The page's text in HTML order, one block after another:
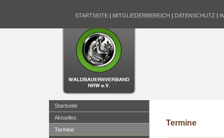
STARTSEITE | MITGLIEDERBEREICH | DATENSCHUTZ |
Startseite
Aktuelles
Termine
Termine